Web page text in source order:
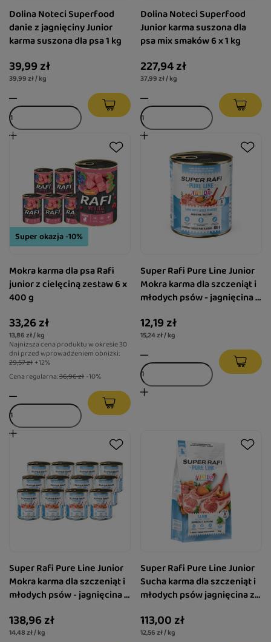
Dolina Noteci Superfood
danie z jagnięciny Junior
karma suszona dla psa 1 kg
39,99 zł
39,99 zł / kg
Dolina Noteci Superfood
Junior karma suszona dla
psa mix smaków 6 x 1 kg
227,94 zł
37,99 zł / kg
Super okazja -10%
Mokra karma dla psa Rafi
junior z cielęciną zestaw 6 x
400 g
33,26 zł
13,86 zł / kg
Najniższa cena produktu w okresie 30
dni przed wprowadzeniem obniżki:
29,57 zł +12%
Cena regularna:36,96 zł -10%
Super Rafi Pure Line Junior
Mokra karma dla szczeniąt i
młodych psów - jagnięcina z
12,19 zł
15,24 zł / kg
Super Rafi Pure Line Junior
Mokra karma dla szczeniąt i
młodych psów - jagnięcina z
138,96 zł
14,48 zł / kg
Super Rafi Pure Line Junior
Sucha karma dla szczeniąt i
młodych psów jagnięcina z
113,00 zł
12,56 zł / kg